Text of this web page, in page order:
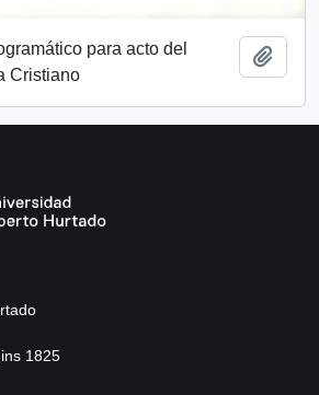
para acto del
Cristiano
1825